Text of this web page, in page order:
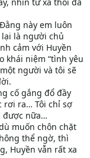
này em luôn
lại là người chủ
cảm với Huyền
khái niệm “tình yêu
người và tôi sẽ
cố gắng đổ đầy
rơi ra… Tôi chỉ sợ
được nữa…
muốn chôn chặt
thể ngờ, thì
Huyền vẫn rất xa